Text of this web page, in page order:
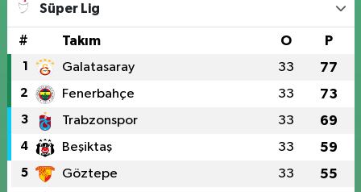
Süper Lig
# Takım O P
1 Galatasaray 33 77
2 Fenerbahçe 33 73
3 Trabzonspor 33 69
4 Beşiktaş 33 59
5 Göztepe 33 55